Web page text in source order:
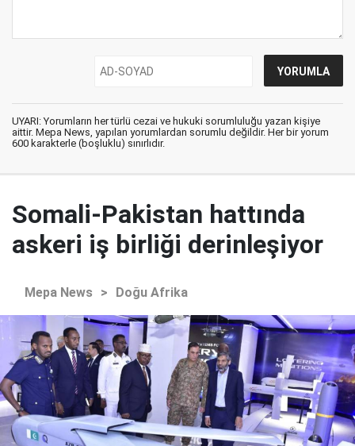
UYARI: Yorumların her türlü cezai ve hukuki sorumluluğu yazan kişiye
aittir. Mepa News, yapılan yorumlardan sorumlu değildir. Her bir yorum
600 karakterle (boşluklu) sınırlıdır.
Somali-Pakistan hattında
askeri iş birliği derinleşiyor
Mepa News > Doğu Afrika